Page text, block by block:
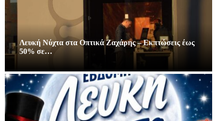
Λευκή Νύχτα στα Οπτικά Ζαχάρης – Εκπτώσεις έως
50% σε…